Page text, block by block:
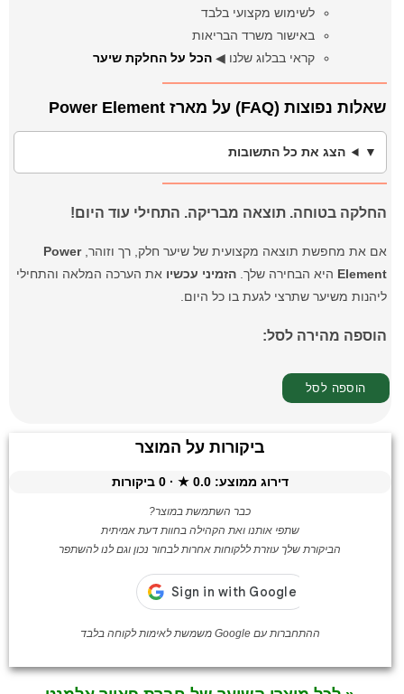
לשימוש מקצועי בלבד
באישור משרד הבריאות
קראי בבלוג שלנו ◀הכל על החלקת שיער
שאלות נפוצות (FAQ) על מארז Power Element
הצג את כל התשובות
החלקה בטוחה. תוצאה מבריקה. התחילי עוד היום!
אם את מחפשת תוצאה מקצועית של שיער חלק, רך וזוהר,Power
Element היא הבחירה שלך.הזמיני עכשיו את הערכה המלאה והתחילי
ליהנות משיער שתרצי לגעת בו כל היום.
הוספה מהירה לסל:
ביקורות על המוצר
דירוג ממוצע:0.0
★ ·
0 ביקורות
כבר השתמשת במוצר?
שתפי אותנו ואת הקהילה בחוות דעת אמיתית
הביקורת שלך עוזרת ללקוחות אחרות לבחור נכון וגם לנו להשתפר
ההתחברות עם Google משמשת לאימות לקוחה בלבד